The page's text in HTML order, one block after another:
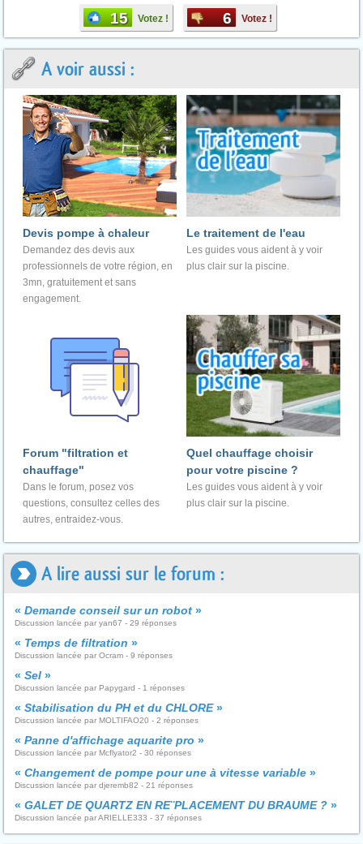
15 Votez ! 6 Votez !
A voir aussi :
Devis pompe à chaleur
Demandez des devis aux
professionnels de votre région, en
3mn, gratuitement et sans
engagement.
Le traitement de l'eau
Les guides vous aident à y voir
plus clair sur la piscine.
Forum "filtration et
chauffage"
Dans le forum, posez vos
questions, consultez celles des
autres, entraidez-vous.
Quel chauffage choisir
pour votre piscine ?
Les guides vous aident à y voir
plus clair sur la piscine.
A lire aussi sur le forum :
« Demande conseil sur un robot »
Discussion lancée par yan67 - 29 réponses
« Temps de filtration »
Discussion lancée par Ocram - 9 réponses
« Sel »
Discussion lancée par Papygard - 1 réponses
« Stabilisation du PH et du CHLORE»
Discussion lancée par MOLTIFAO20 - 2 réponses
« Panne d'affichage aquarite pro »
Discussion lancée par Mcflyator2 - 30 réponses
« Changement de pompe pour une à vitesse variable »
Discussion lancée par djeremb82 - 21 réponses
« GALET DE QUARTZ EN RE¨PLACEMENT DU BRAUME ? »
Discussion lancée par ARIELLE333 - 37 réponses